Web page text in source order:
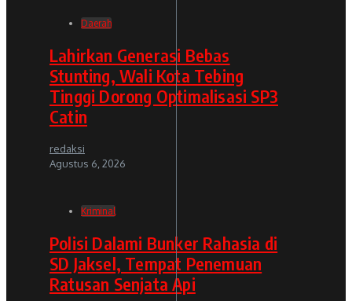
Daerah
Lahirkan Generasi Bebas
Stunting, Wali Kota Tebing
Tinggi Dorong Optimalisasi SP3
Catin
redaksi
Agustus 6, 2026
Kriminal
Polisi Dalami Bunker Rahasia di
SD Jaksel, Tempat Penemuan
Ratusan Senjata Api